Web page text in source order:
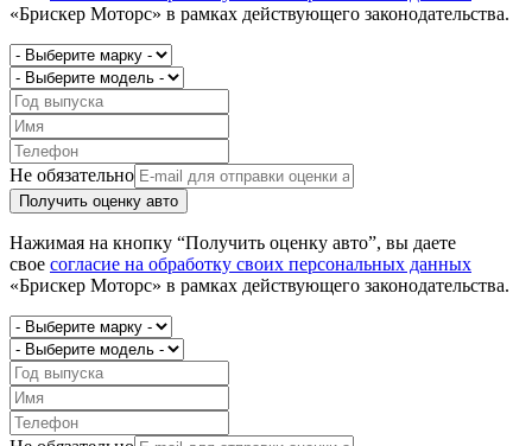
«Брискер Моторс» в рамках действующего законодательства.
Не обязательно
Получить оценку авто
Нажимая на кнопку “Получить оценку авто”, вы даете
свое согласие на обработку своих персональных данных
«Брискер Моторс» в рамках действующего законодательства.